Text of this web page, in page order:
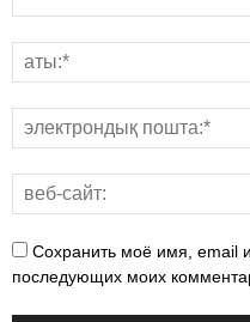
Сохранить моё имя, email
последующих моих